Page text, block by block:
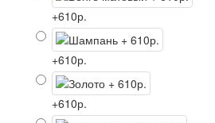
+610р.
+610р.
+610р.